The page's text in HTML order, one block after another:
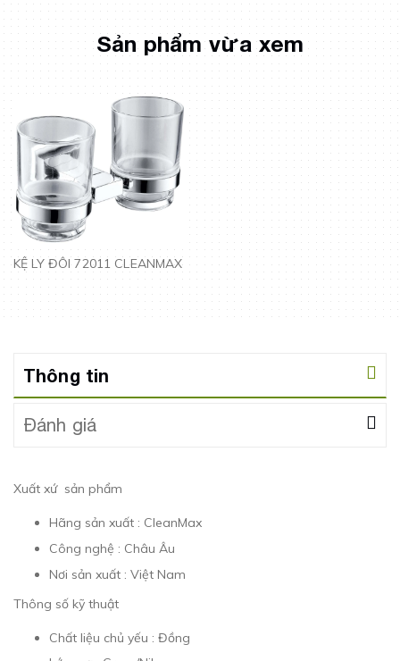
Sản phẩm vừa xem
KỆ LY ĐÔI 72011 CLEANMAX
Thông tin
Đánh giá
Xuất xứ sản phẩm
Hãng sản xuất : CleanMax
Công nghệ : Châu Âu
Nơi sản xuất : Việt Nam
Thông số kỹ thuật
Chất liệu chủ yếu : Đồng